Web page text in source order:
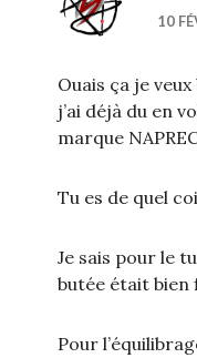
10
Ouais ça je
j’ai déjà du en
marque
Tu es de quel
Je sais pour le
butée était bien
Pour